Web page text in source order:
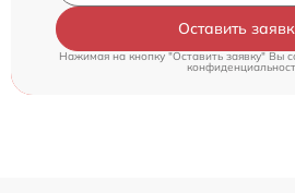
Оставить
Нажимая на кнопку "Оставить заявку" Вы